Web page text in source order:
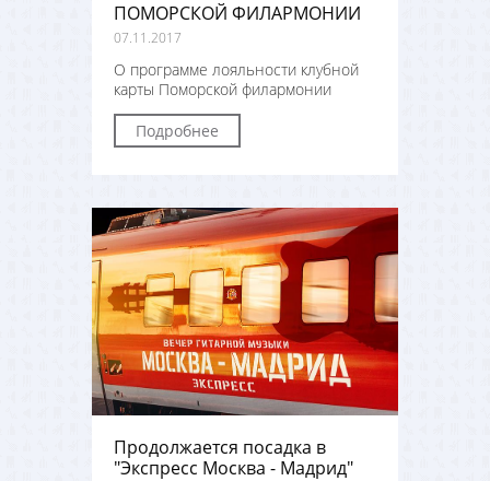
ПОМОРСКОЙ ФИЛАРМОНИИ
07.11.2017
О программе лояльности клубной
карты Поморской филармонии
Подробнее
Продолжается посадка в
"Экспресс Москва - Мадрид"